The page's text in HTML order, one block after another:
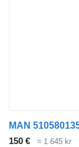
150 € ≈ 1 645 kr